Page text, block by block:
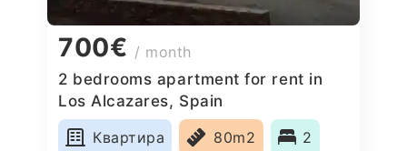
700€ / month
2 bedrooms apartment for rent in
Los Alcazares, Spain
Квартира
80m2 2